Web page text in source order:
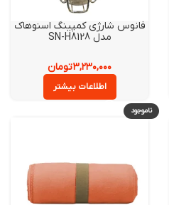
فانوس شارژی کمپینگ اسنوهاک
مدل SN-H8128
۳,۲۳۰,۰۰۰تومان
اطلاعات بیشتر
ناموجود